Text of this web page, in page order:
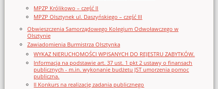
MPZP Królikowo – część II
MPZP Olsztynek ul. Daszyńskiego – część III
Obwieszczenia Samorządowego Kolegium Odwoławczego w
Olsztynie
Zawiadomienia Burmistrza Olsztynka
WYKAZ NIERUCHOMOŚCI WPISANYCH DO REJESTRU ZABYTKÓW.
Informacja na podstawie art. 37 ust. 1 pkt 2 ustawy o finansach
publicznych - m.in. wykonanie budżetu JST umorzenia pomoc
publiczna.
II Konkurs na realizację zadania publicznego